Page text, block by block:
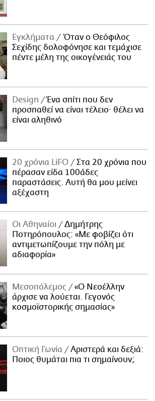
Εγκλήματα
Όταν ο Θεόφιλος
Σεχίδης δολοφόνησε και τεμάχισε
πέντε μέλη της οικογένειάς του
Design
Ένα σπίτι που δεν
προσπαθεί να είναι τέλειο· θέλει να
είναι αληθινό
20 χρόνια LiFO
Στα 20 χρόνια που
πέρασαν είδα 100άδες
παραστάσεις. Αυτή θα μου μείνει
αξέχαστη
Οι Αθηναίοι
Δημήτρης
Ποτηρόπουλος: «Με φοβίζει ότι
αντιμετωπίζουμε την πόλη με
αδιαφορία»
Μεσοπόλεμος
«Ο Νεοέλλην
άρχισε να λούεται. Γεγονός
κοσμοϊστορικής σημασίας»
Οπτική Γωνία
Αριστερά και δεξιά:
Ποιος θυμάται πια τι σημαίνουν;